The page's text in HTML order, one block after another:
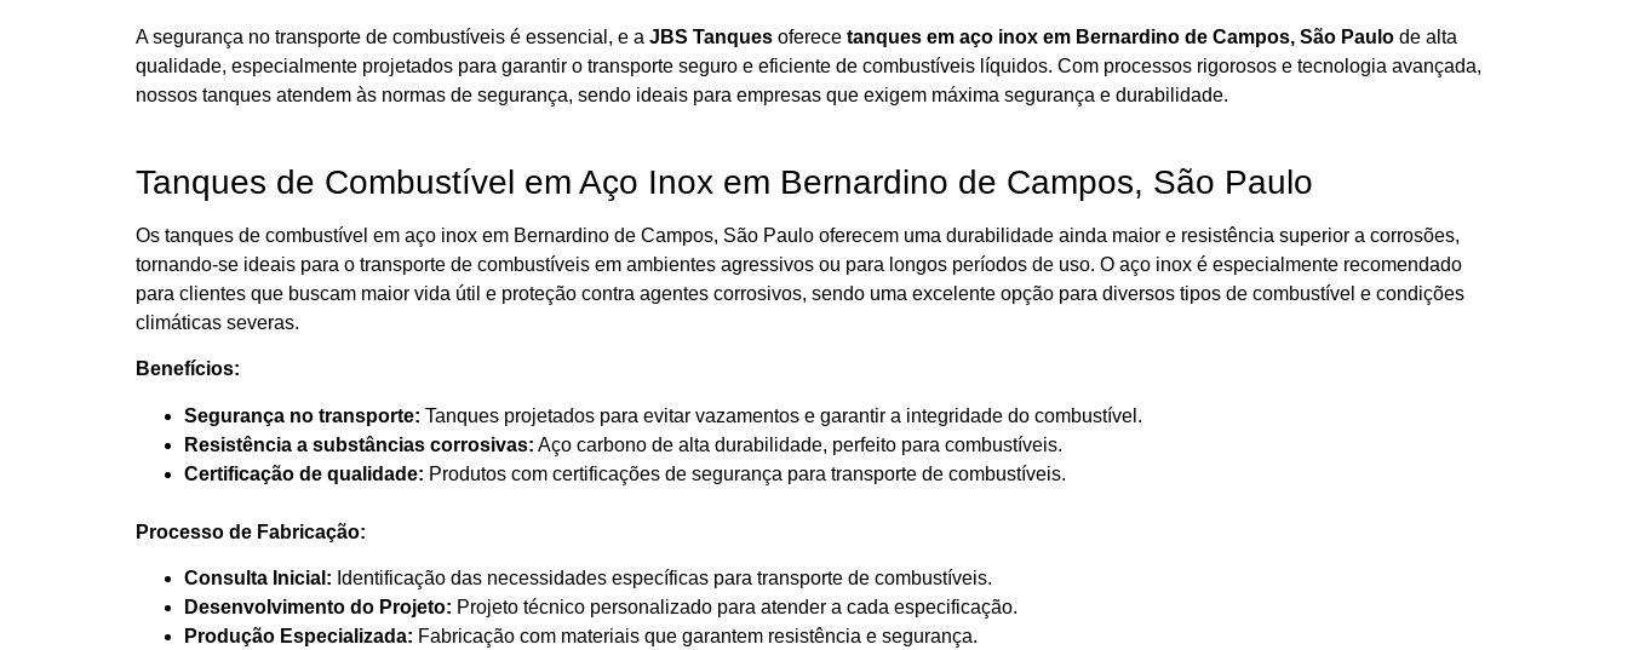
A segurança no transporte de combustíveis é essencial, e a JBS Tanques oferece tanques em aço inox em Bernardino de Campos, São Paulo de alta
qualidade, especialmente projetados para garantir o transporte seguro e eficiente de combustíveis líquidos. Com processos rigorosos e tecnologia avançada,
nossos tanques atendem às normas de segurança, sendo ideais para empresas que exigem máxima segurança e durabilidade.
Tanques de Combustível em Aço Inox em Bernardino de Campos, São Paulo
Os tanques de combustível em aço inox em Bernardino de Campos, São Paulo oferecem uma durabilidade ainda maior e resistência superior a corrosões,
tornando-se ideais para o transporte de combustíveis em ambientes agressivos ou para longos períodos de uso. O aço inox é especialmente recomendado
para clientes que buscam maior vida útil e proteção contra agentes corrosivos, sendo uma excelente opção para diversos tipos de combustível e condições
climáticas severas.
Benefícios:
Segurança no transporte: Tanques projetados para evitar vazamentos e garantir a integridade do combustível.
Resistência a substâncias corrosivas: Aço carbono de alta durabilidade, perfeito para combustíveis.
Certificação de qualidade: Produtos com certificações de segurança para transporte de combustíveis.
Processo de Fabricação:
Consulta Inicial: Identificação das necessidades específicas para transporte de combustíveis.
Desenvolvimento do Projeto: Projeto técnico personalizado para atender a cada especificação.
Produção Especializada: Fabricação com materiais que garantem resistência e segurança.